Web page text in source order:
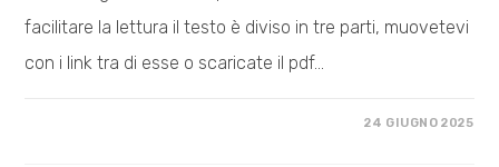
facilitare la lettura il testo è diviso in tre parti, muovetevi
con i link tra di esse o scaricate il pdf…
24 GIUGNO 2025